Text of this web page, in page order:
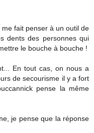
fait penser à un outil de
dents des personnes qui
le bouche à bouche !
En tout cas, on nous a
de secourisme il y a fort
pense la même
je pense que la réponse